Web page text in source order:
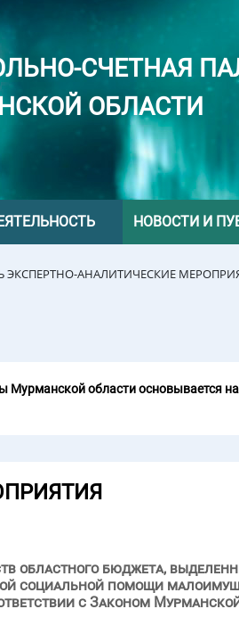
СЧЕТНАЯ
ОБЛАСТИ
НОВОСТИ И
ЭКСПЕРТНО-АНАЛИТИЧЕСКИЕ
Мурманской области основывается
областного бюджета,
социальной помощи
с Законом